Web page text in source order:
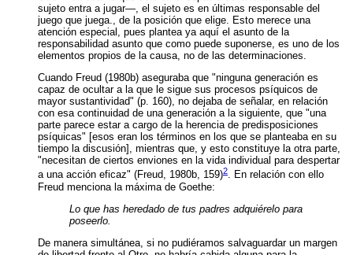
sujeto entra a jugar—, el sujeto es en últimas responsable del
juego que juega., de la posición que elige. Esto merece una
atención especial, pues plantea ya aquí el asunto de la
responsabilidad asunto que como puede suponerse, es uno de los
elementos propios de la causa, no de las determinaciones.
Cuando Freud (1980b) aseguraba que "ninguna generación es
capaz de ocultar a la que le sigue sus procesos psíquicos de
mayor sustantividad" (p. 160), no dejaba de señalar, en relación
con esa continuidad de una generación a la siguiente, que "una
parte parece estar a cargo de la herencia de predisposiciones
psíquicas" [esos eran los términos en los que se planteaba en su
tiempo la discusión], mientras que, y esto constituye la otra parte,
"necesitan de ciertos enviones en la vida individual para despertar
a una acción eficaz" (Freud, 1980b, 159)2. En relación con ello
Freud menciona la máxima de Goethe:
Lo que has heredado de tus padres adquiérelo para
poseerlo.
De manera simultánea, si no pudiéramos salvaguardar un margen